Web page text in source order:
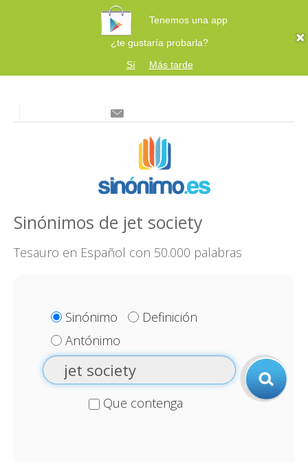
Tenemos una app
¿te gustaría probarla?
Sí
Más tarde
Sinónimos de jet society
Tesauro en Español con 50.000 palabras
Sinónimo
Definición
Antónimo
Que contenga